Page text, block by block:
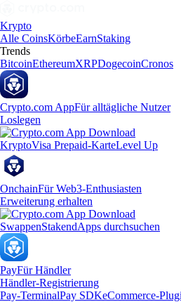
Krypto
Alle CoinsKörbeEarnStaking
Trends
BitcoinEthereumXRPDogecoinCronos
Crypto.com AppFür alltägliche Nutzer
Loslegen
KryptoVisa Prepaid-KarteLevel Up
OnchainFür Web3-Enthusiasten
Erweiterung erhalten
SwappenStakendApps durchsuchen
PayFür Händler
Händler-Registrierung
Pay-TerminalPay SDKeCommerce-